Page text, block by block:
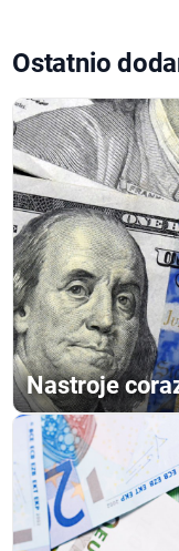
Ostatnio
Nastroje